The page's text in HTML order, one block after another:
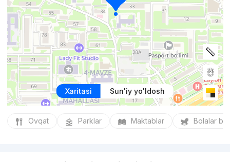
Xaritasi Sun'iy yo'ldosh
Ovqat Parklar Maktablar Bolalar